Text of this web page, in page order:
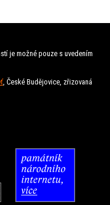
je možné pouze s uvedením
, České Budějovice, zřizovaná